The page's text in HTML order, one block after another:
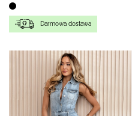
Darmowa dostawa